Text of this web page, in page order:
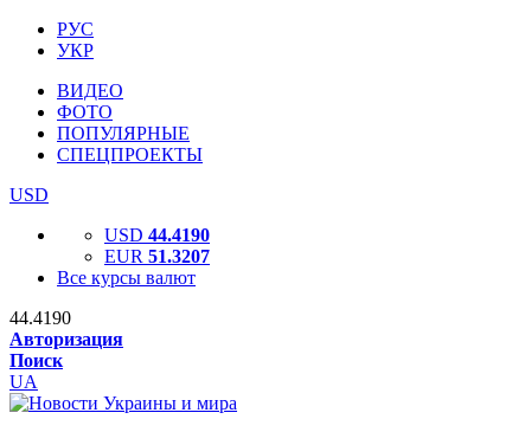
РУС
УКР
ВИДЕО
ФОТО
ПОПУЛЯРНЫЕ
СПЕЦПРОЕКТЫ
USD
USD 44.4190
EUR 51.3207
Все курсы валют
44.4190
Авторизация
Поиск
UA